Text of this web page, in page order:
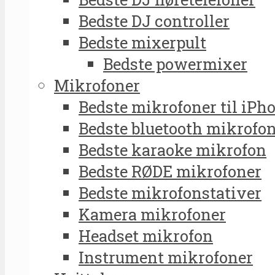
Bedste DJ controller
Bedste mixerpult
Bedste powermixer
Mikrofoner
Bedste mikrofoner til
Bedste bluetooth
Bedste karaoke mikrofon
Bedste RØDE mikrofoner
Bedste mikrofonstativer
Kamera mikrofoner
Headset mikrofon
Instrument mikrofoner